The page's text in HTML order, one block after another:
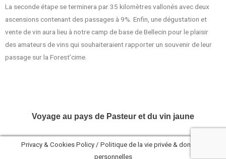
La seconde étape se terminera par 35 kilomètres vallonés avec deux
ascensions contenant des passages à 9%. Enfin, une dégustation et
vente de vin aura lieu à notre camp de base de Bellecin pour le plaisir
des amateurs de vins qui souhaiteraient rapporter un souvenir de leur
passage sur la Forest’cime.
Voyage au pays de Pasteur et du vin jaune
Privacy & Cookies Policy / Politique de la vie privée & données
personnelles